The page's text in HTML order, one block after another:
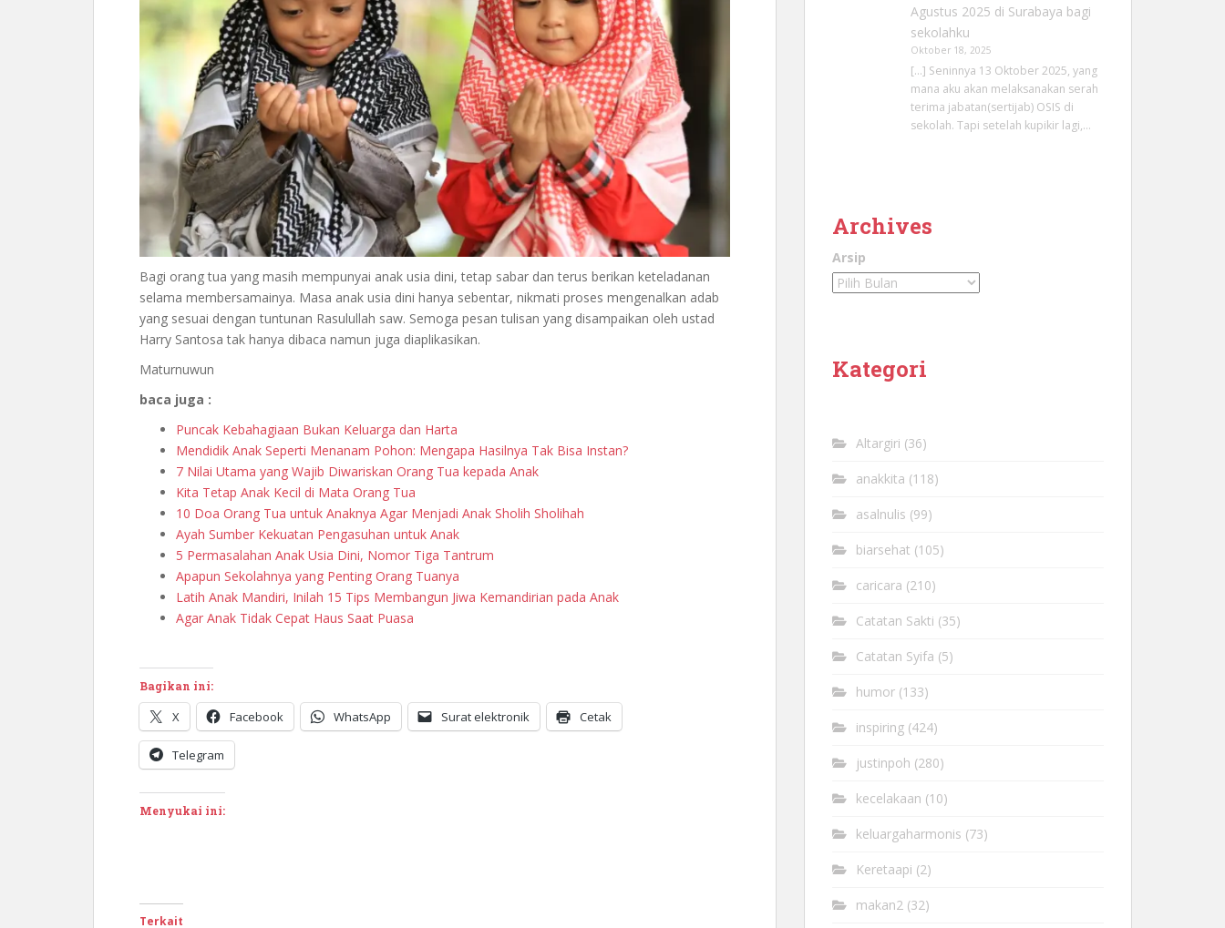
Bagi orang tua yang masih mempunyai anak usia dini, tetap sabar dan terus berikan keteladanan
selama membersamainya. Masa anak usia dini hanya sebentar, nikmati proses mengenalkan adab
yang sesuai dengan tuntunan Rasulullah saw. Semoga pesan tulisan yang disampaikan oleh ustad
Harry Santosa tak hanya dibaca namun juga diaplikasikan.
Maturnuwun
baca juga :
Puncak Kebahagiaan Bukan Keluarga dan Harta
Mendidik Anak Seperti Menanam Pohon: Mengapa Hasilnya Tak Bisa Instan?
7 Nilai Utama yang Wajib Diwariskan Orang Tua kepada Anak
Kita Tetap Anak Kecil di Mata Orang Tua
10 Doa Orang Tua untuk Anaknya Agar Menjadi Anak Sholih Sholihah
Ayah Sumber Kekuatan Pengasuhan untuk Anak
5 Permasalahan Anak Usia Dini, Nomor Tiga Tantrum
Apapun Sekolahnya yang Penting Orang Tuanya
Latih Anak Mandiri, Inilah 15 Tips Membangun Jiwa Kemandirian pada Anak
Agar Anak Tidak Cepat Haus Saat Puasa
Bagikan ini:
X Facebook WhatsApp Surat elektronik Cetak
Telegram
Menyukai ini:
Terkait
Agustus 2025 di Surabaya bagi
sekolahku
Oktober 18, 2025
[…] Seninnya 13 Oktober 2025, yang
mana aku akan melaksanakan serah
terima jabatan(sertijab) OSIS di
sekolah. Tapi setelah kupikir lagi,…
Archives
Arsip
Kategori
Altargiri (36)
anakkita (118)
asalnulis (99)
biarsehat (105)
caricara (210)
Catatan Sakti (35)
Catatan Syifa (5)
humor (133)
inspiring (424)
justinpoh (280)
kecelakaan (10)
keluargaharmonis (73)
Keretaapi (2)
makan2 (32)